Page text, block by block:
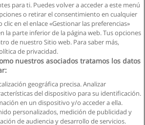
Solicita información
Privacidad de datos
Contactar con Educaedu
para ti. Puedes volver a acceder a este menú
o retirar el consentimiento en cualquier
en el enlace «Gestionar las preferencias»
la parte inferior de la página web. Tus opciones
de nuestro Sitio web. Para saber más,
de privacidad.
nuestros asociados tratamos los datos
geográfica precisa. Analizar
del dispositivo para su identificación.
en un dispositivo y/o acceder a ella.
personalizados, medición de publicidad y
de audiencia y desarrollo de servicios.